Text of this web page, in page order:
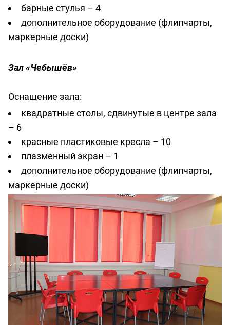
барные стулья – 4
дополнительное оборудование (флипчарты,
маркерные доски)
Зал «Чебышёв»
Оснащение зала:
квадратные столы, сдвинутые в центре зала
– 6
красные пластиковые кресла – 10
плазменный экран – 1
дополнительное оборудование (флипчарты,
маркерные доски)